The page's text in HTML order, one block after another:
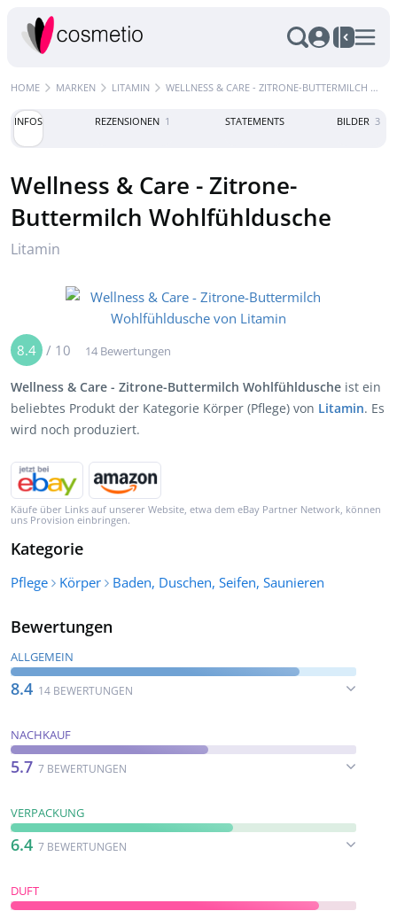
HOME MARKEN LITAMIN WELLNESS & CARE - ZITRONE-BUTTERMILCH WOHLFÜHLDUSCHE
INFOS REZENSIONEN 1 STATEMENTS BILDER 3
Wellness & Care - Zitrone-
Buttermilch Wohlfühldusche
Litamin
8.4 / 10 14 Bewertungen
Wellness & Care - Zitrone-Buttermilch Wohlfühldusche ist ein
beliebtes Produkt der Kategorie Körper (Pflege) von Litamin. Es
wird noch produziert.
Käufe über Links auf unserer Website, etwa dem eBay Partner Network, können
uns Provision einbringen.
Kategorie
Pflege Körper Baden, Duschen, Seifen, Saunieren
Bewertungen
ALLGEMEIN
8.4 14 BEWERTUNGEN
NACHKAUF
5.7 7 BEWERTUNGEN
VERPACKUNG
6.4 7 BEWERTUNGEN
DUFT